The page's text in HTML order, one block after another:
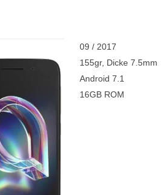
09 / 2017
155gr, Dicke 7.5mm
Android 7.1
16GB ROM